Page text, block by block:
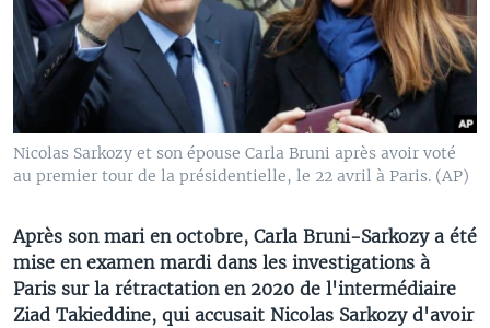
Nicolas Sarkozy et son épouse Carla Bruni après avoir voté
au premier tour de la présidentielle, le 22 avril à Paris. (AP)
Après son mari en octobre, Carla Bruni-Sarkozy a été
mise en examen mardi dans les investigations à
Paris sur la rétractation en 2020 de l'intermédiaire
Ziad Takieddine, qui accusait Nicolas Sarkozy d'avoir